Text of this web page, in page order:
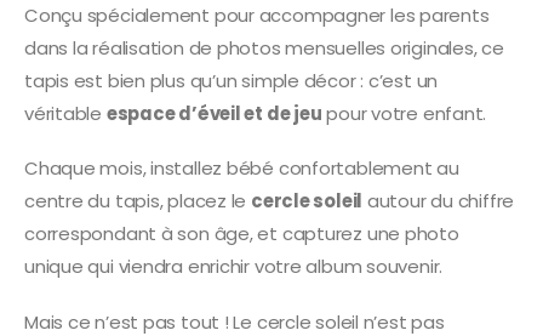
Conçu spécialement pour accompagner les parents
dans la réalisation de photos mensuelles originales, ce
tapis est bien plus qu’un simple décor : c’est un
véritable espace d’éveil et de jeupour votre enfant.
Chaque mois, installez bébé confortablement au
centre du tapis, placez le cercle soleil autour du chiffre
correspondant à son âge, et capturez une photo
unique qui viendra enrichir votre album souvenir.
Mais ce n’est pas tout ! Le cercle soleil n’est pas